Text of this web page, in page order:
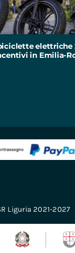
elettriche
in Emilia-
Liguria 2021-2027